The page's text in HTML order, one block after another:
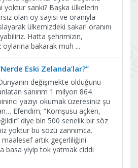
yoktur sanki? Başka ülkelerin
olan oy sayısı ve oranıyla
ülkemizdeki sakar! oranını
Hatta şehrimizin,
bakarak muh ...
Eski Zelanda’lar?”
değişmekte olduğunu
sanırım 1 milyon 864
yazıyı okumak üzeresiniz şu
Efendim; “Komşusu açken,
diye bin 500 senelik bir söz
yoktur bu sözü zannımca.
artık geçerliliğini
basa yiyip tok yatmak ciddi